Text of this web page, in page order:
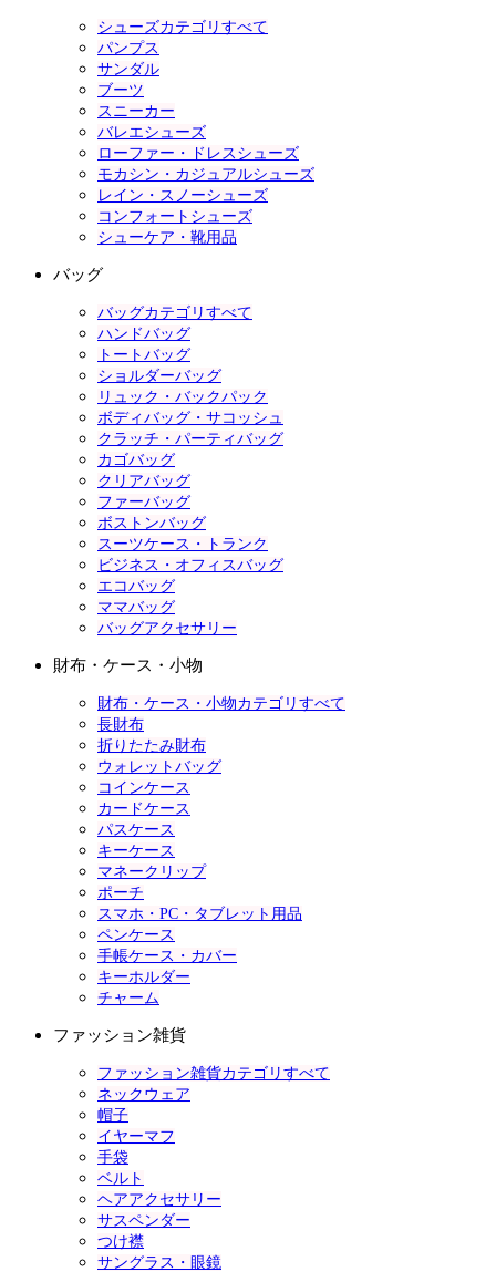
シューズカテゴリすべて
パンプス
サンダル
ブーツ
スニーカー
バレエシューズ
ローファー・ドレスシューズ
モカシン・カジュアルシューズ
レイン・スノーシューズ
コンフォートシューズ
シューケア・靴用品
バッグ
バッグカテゴリすべて
ハンドバッグ
トートバッグ
ショルダーバッグ
リュック・バックパック
ボディバッグ・サコッシュ
クラッチ・パーティバッグ
カゴバッグ
クリアバッグ
ファーバッグ
ボストンバッグ
スーツケース・トランク
ビジネス・オフィスバッグ
エコバッグ
ママバッグ
バッグアクセサリー
財布・ケース・小物
財布・ケース・小物カテゴリすべて
長財布
折りたたみ財布
ウォレットバッグ
コインケース
カードケース
パスケース
キーケース
マネークリップ
ポーチ
スマホ・PC・タブレット用品
ペンケース
手帳ケース・カバー
キーホルダー
チャーム
ファッション雑貨
ファッション雑貨カテゴリすべて
ネックウェア
帽子
イヤーマフ
手袋
ベルト
ヘアアクセサリー
サスペンダー
つけ襟
サングラス・眼鏡